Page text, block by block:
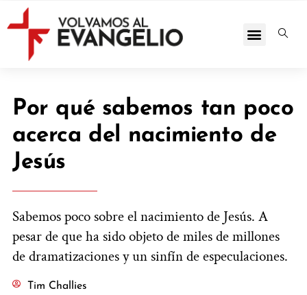
Por qué sabemos tan poco
acerca del nacimiento de
Jesús
Sabemos poco sobre el nacimiento de Jesús. A
pesar de que ha sido objeto de miles de millones
de dramatizaciones y un sinfín de especulaciones.
Tim Challies